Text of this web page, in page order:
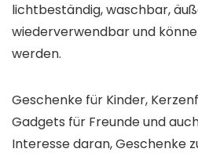
lichtbeständig, waschbar,
wiederverwendbar und
werden.
Geschenke für Kinder,
Gadgets für Freunde und
Interesse daran, Geschenke